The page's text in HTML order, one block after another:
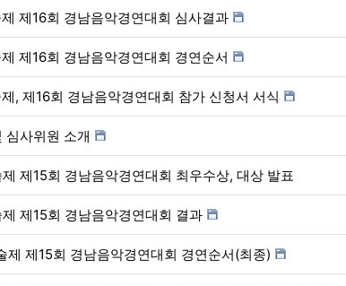
제16회 경남음악경연대회 심사결과
제16회 경남음악경연대회 경연순서
, 제16회 경남음악경연대회 참가 신청서 서식
심사위원 소개
제15회 경남음악경연대회 최우수상, 대상 발표
제15회 경남음악경연대회 결과
제 제15회 경남음악경연대회 경연순서(최종)